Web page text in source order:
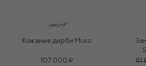
Кожаные дерби Muso
107 000 ₽
61